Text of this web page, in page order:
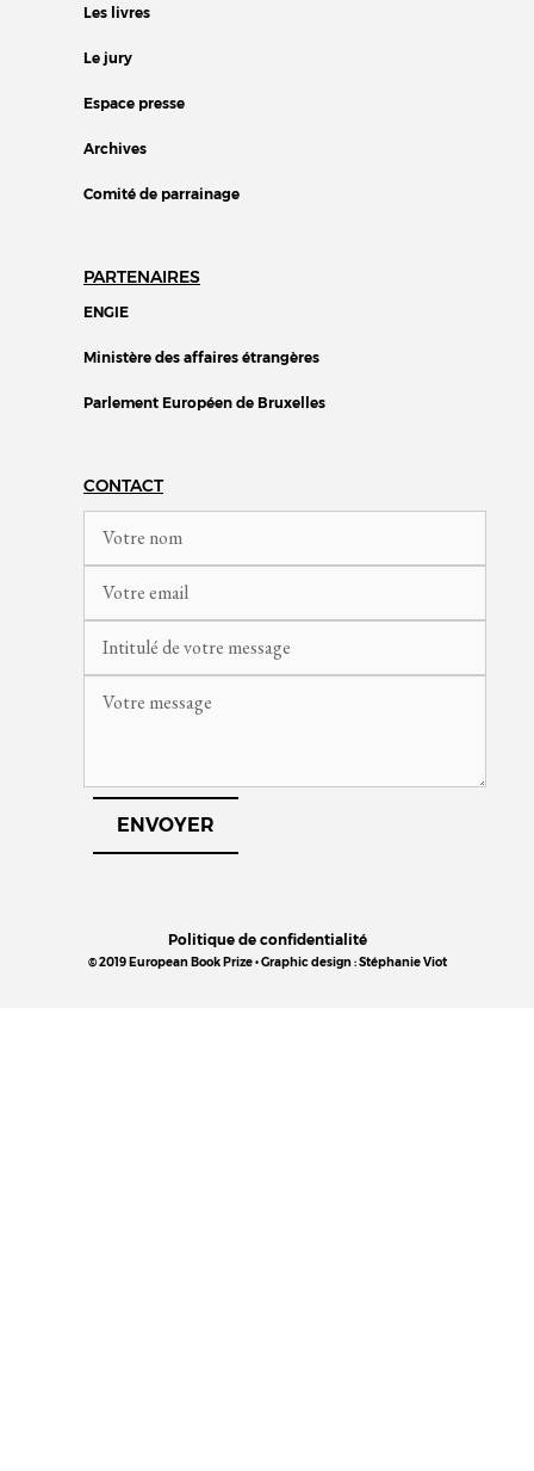
Les livres
Le jury
Espace presse
Archives
Comité de parrainage
PARTENAIRES
ENGIE
Ministère des affaires étrangères
Parlement Européen de Bruxelles
CONTACT
Politique de confidentialité
© 2019 European Book Prize • Graphic design : Stéphanie Viot